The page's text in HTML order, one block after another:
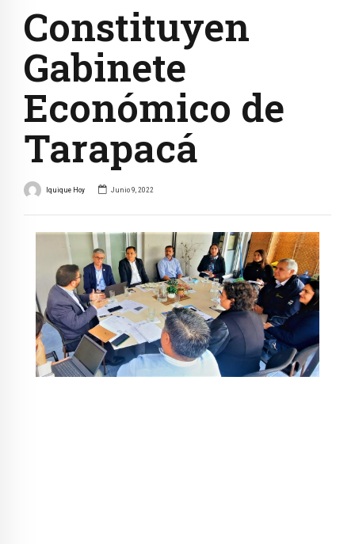
Constituyen
Gabinete
Económico de
Tarapacá
Iquique Hoy Junio 9, 2022